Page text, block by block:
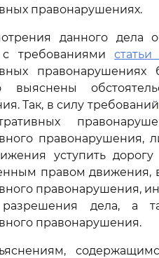
правонарушениях.
данного дела
с требованиямистатьи
выяснены
Так, в силу
правонарушения,
уступить
правом движения,
правонарушения,
разрешения дела, а
правонарушения.